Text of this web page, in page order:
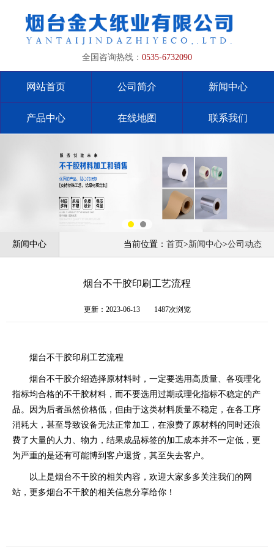
全国咨询热线： 0535-6732090
网站首页 公司简介 新闻中心
产品中心 在线地图 联系我们
新闻中心 当前位置： 首页>新闻中心>公司动态
烟台不干胶印刷工艺流程
更新：2023-06-13 1487次浏览
烟台不干胶印刷工艺流程
烟台不干胶介绍选择原材料时，一定要选用高质量、各项理化
指标均合格的不干胶材料，而不要选用过期或理化指标不稳定的产
品。因为后者虽然价格低，但由于这类材料质量不稳定，在各工序
消耗大，甚至导致设备无法正常加工，在浪费了原材料的同时还浪
费了大量的人力、物力，结果成品标签的加工成本并不一定低，更
为严重的是还有可能博到客户退货，其至失去客户。
以上是烟台不干胶的相关内容，欢迎大家多多关注我们的网
站，更多烟台不干胶的相关信息分享给你！